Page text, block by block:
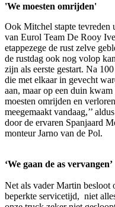
'We moesten omrijden'
Ook Mitchel stapte tevreden
van Eurol Team De Rooy
etappezege de rust zelve
de rustdag ook nog volop
zijn als eerste gestart. Na
die met elkaar in gevecht
aan, maar op een duin
moesten omrijden en
meegemaakt vandaag,’’
door de ervaren Spanjaard
monteur Jarno van de Pol.
‘We gaan de as vervangen’
Net als vader Martin besloot
beperkte servicetijd, niet